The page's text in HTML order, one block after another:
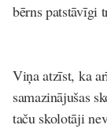
bērns patstāvīgi
Viņa atzīst, ka
samazinājušas
taču skolotāji